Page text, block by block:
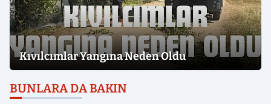
Kıvılcımlar Yangına Neden Oldu
BUNLARA DA BAKIN